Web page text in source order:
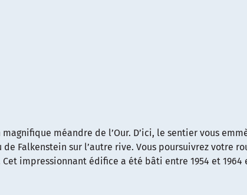
méandre de l’Our. D’ici, le sentier vous
Falkenstein sur l’autre rive. Vous poursuivrez votre
impressionnant édifice a été bâti entre 1954 et